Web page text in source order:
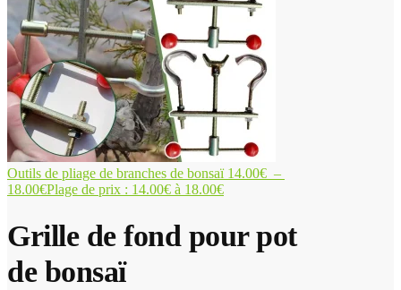
Outils de pliage de branches de bonsaï 14.00€ –
18.00€Plage de prix : 14.00€ à 18.00€
Grille de fond pour pot
de bonsaï